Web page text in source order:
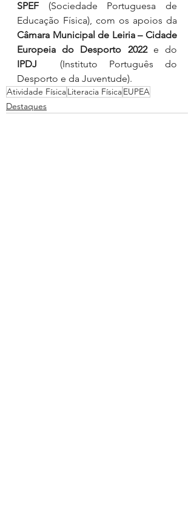
SPEF (Sociedade Portuguesa de
Câmara Municipal de Leiria – Cidade
Europeia do Desporto 2022
IPDJ
  (Instituto Português do
Desporto e da Juventude).
Atividade FísicaLiteracia FísicaEUPEA
Destaques